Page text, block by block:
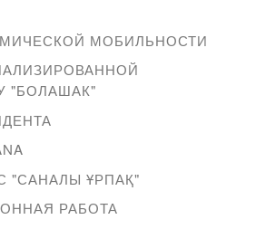
МОБИЛЬНОСТИ
"БОЛАШАК"
"САНАЛЫ ҰРПАҚ"
РАБОТА